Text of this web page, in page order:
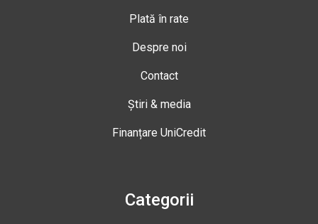
Plată în rate
Despre noi
Contact
Știri & media
Finanțare UniCredit
Categorii